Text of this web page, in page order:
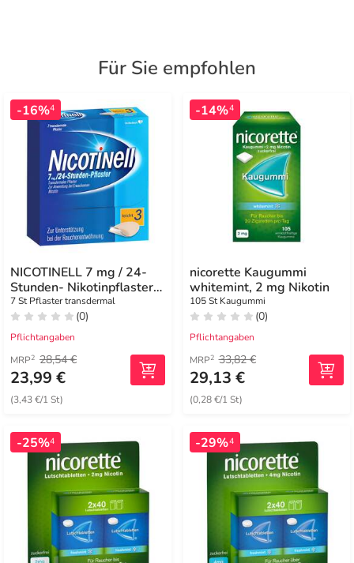
Für Sie empfohlen
-16%4
NICOTINELL 7 mg / 24-
Stunden- Nikotinpflaster,
Pflasterstärke Leicht (3)
7 St Pflaster transdermal
(0)
Pflichtangaben
MRP2 28,54 €
23,99 €
(3,43 €/1 St)
-14%4
nicorette Kaugummi
whitemint, 2 mg Nikotin
105 St Kaugummi
(0)
Pflichtangaben
MRP2 33,82 €
29,13 €
(0,28 €/1 St)
-25%4 -29%4